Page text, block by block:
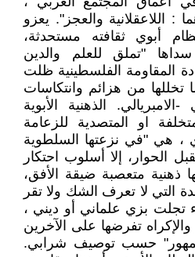
: اللاعقلانية والعجز". يعزو
أبوي ثقافته مستحدثة،
"تملق للعلم والدين
المقاومة الفلسطينية ظلت
تخللها من هزائم وانتكاسات
الذهنية الأبوية
او المتصدية للزعامة
، هي "في نزعتها السلطوية
الحوار، إلا أسلوب احتكار
ذهنية متعصبة ضيقة الأفق،
التي لا تعرف الشك ولا تقر
تجلت بزي علماني أو ديني ،
والإكراه تفرضها على الآخرين
حسب توصيف شرابي.